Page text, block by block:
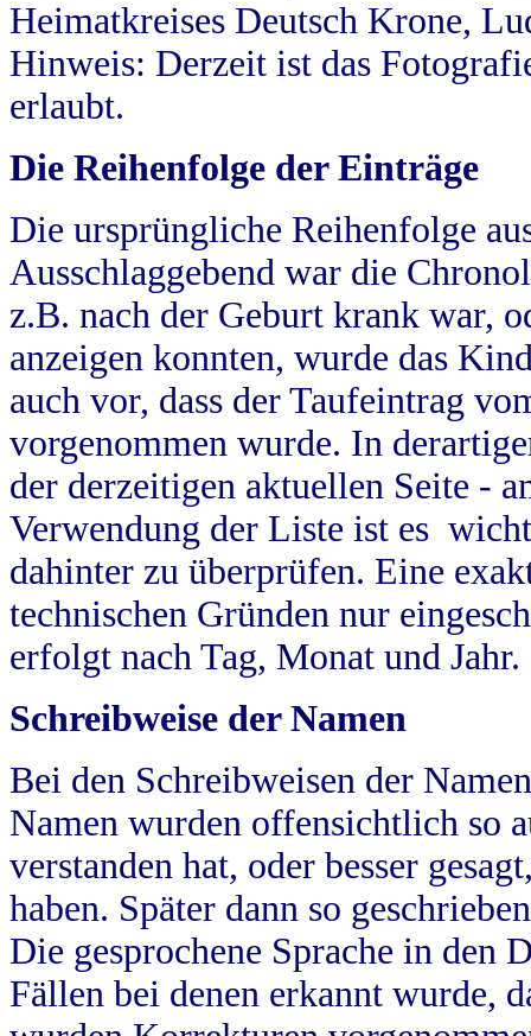
Heimatkreises Deutsch Krone,
Hinweis: Derzeit ist das
erlaubt.
Die Reihenfolge der Einträge
Die ursprüngliche Reihenfolge
Ausschlaggebend war die
z.B. nach der Geburt krank war,
anzeigen konnten, wurde das
auch vor, dass der Taufeintrag
vorgenommen wurde. In
der derzeitigen aktuellen Seite -
Verwendung der Liste ist es
dahinter zu überprüfen. Eine
technischen Gründen nur
erfolgt nach Tag, Monat und Jahr.
Schreibweise der Namen
Bei den Schreibweisen der
Namen wurden offensichtlich so
verstanden hat, oder besser
haben. Später dann so
Die gesprochene Sprache in
Fällen bei denen erkannt wurde,